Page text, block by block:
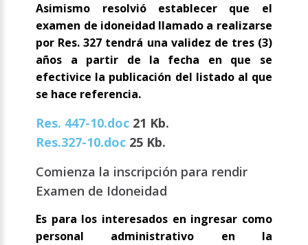
Asimismo resolvió establecer que el
examen de idoneidad llamado a realizarse
por Res. 327 tendrá una validez de tres (3)
años a partir de la fecha en que se
efectivice la publicación del listado al que
se hace referencia.
Res. 447-10.doc 21 Kb.
Res.327-10.doc 25 Kb.
Comienza la inscripción para rendir
Examen de Idoneidad
Es para los interesados en ingresar como
personal administrativo en la